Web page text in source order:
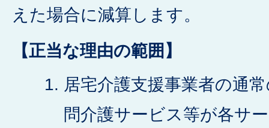
えた場合に減算します。
【正当な理由の範囲】
居宅介護支援事業者の通
問介護サービス等が各サ